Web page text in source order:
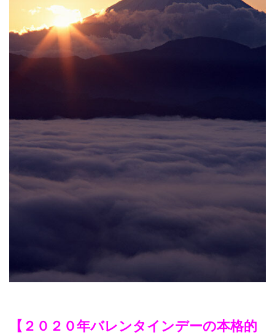
【２０２０年バレンタインデーの本格的